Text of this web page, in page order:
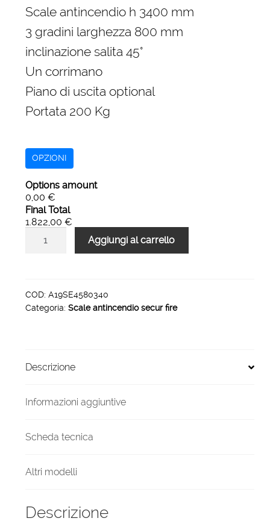
originale
era:
2.699,00 €.
attuale
Scale antincendio h 3400 mm
3 gradini larghezza 800 mm
inclinazione salita 45°
Un corrimano
Piano di uscita optional
Portata 200 Kg
OPZIONI
Options amount
0,00 €
Final Total
1.822,00 €
securfire
h
45°
Aggiungi al carrello
COD: A19SE4580340
Categoria: Scale antincendio secur fire
Descrizione
Informazioni aggiuntive
Scheda tecnica
Altri modelli
Descrizione